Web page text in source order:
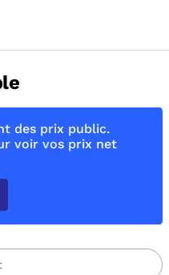
des prix public.
voir vos prix net